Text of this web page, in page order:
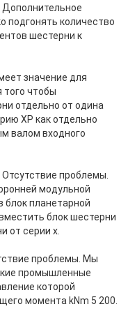
Дополнительное
подгонять количество
шестерни к
значение для
чтобы
отдельно от одина
XP как отдельно
валом входного
проблемы.
модульной
блок планетарной
блок шестерни
от серии x.
проблемы. Мы
промышленные
которой
момента kNm 5 200.